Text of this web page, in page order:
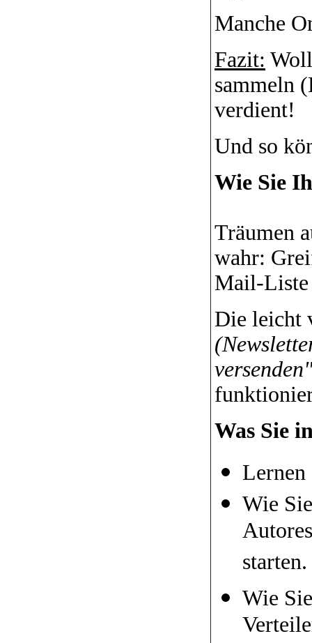
Manche
Fazit:
sammeln
verdient!
Und so
Wie Sie
Träumen
wahr:
Mail-
Die leicht
versenden"
Was Sie
Wie
starten.
Wie